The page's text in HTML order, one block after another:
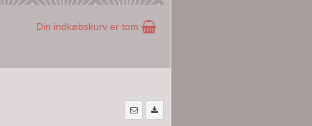
Din indkøbskurv er tom